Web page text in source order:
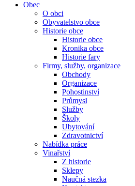
Obec
O obci
Obyvatelstvo obce
Historie obce
Historie obce
Kronika obce
Historie fary
Firmy, služby, organizace
Obchody
Organizace
Pohostinství
Průmysl
Služby
Školy
Ubytování
Zdravotnictví
Nabídka práce
Vinařství
Z historie
Sklepy
Naučná stezka